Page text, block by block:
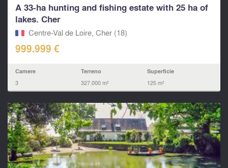
A 33-ha hunting and fishing estate with 25 ha of
lakes. Cher
Centre-Val de Loire, Cher (18)
999.999 €
Camere
3
Terreno
327.000 m²
Superficie
125 m²